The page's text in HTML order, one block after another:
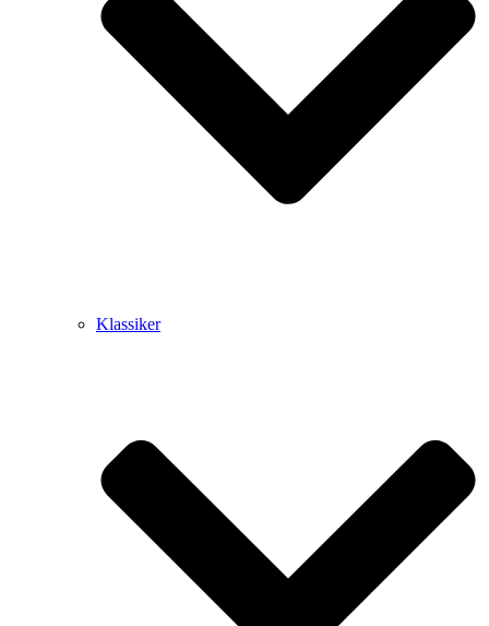
Klassiker